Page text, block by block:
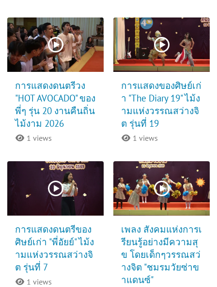
การแสดงดนตรีวง
"HOT AVOCADO" ของ
พี่ๆ รุ่น 20 งานคืนถิ่น
ไม้งาม 2026
1 views
การแสดงของศิษย์เก่
า "The Diary 19" ไม้ง
ามแห่งวรรณสว่างจิ
ต รุ่นที่ 19
1 views
การแสดงดนตรีของ
ศิษย์เก่า "พี่อัยย์" ไม้ง
ามแห่งวรรณสว่างจิ
ต รุ่นที่ 7
1 views
เพลง สังคมแห่งการเ
รียนรู้อย่างมีความสุ
ข โดยเด็กๆวรรณสว่
างจิต "ชมรมวัยซ่าข
าแดนซ์"